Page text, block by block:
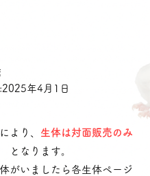
年4月1日
より、 生体は対面販売のみ
となります。
がいましたら各生体ページ